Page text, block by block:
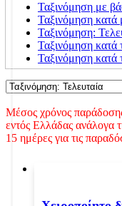
Ταξινόμηση με
Ταξινόμηση κατά
Ταξινόμηση:
Ταξινόμηση κατά
Ταξινόμηση κατά
Μέσος χρόνος
εντός Ελλάδας ανάλογα
15 ημέρες για τις